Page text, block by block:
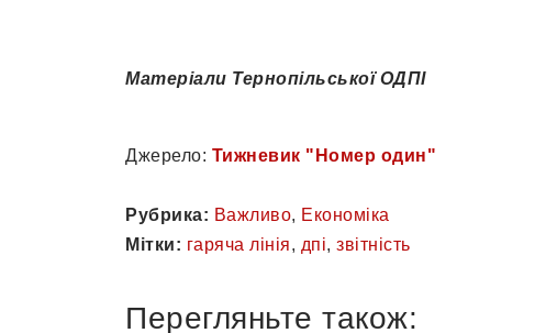
Матеріали Тернопільської ОДПІ
Джерело: Тижневик "Номер один"
Рубрика: Важливо, Економіка
Мітки: гаряча лінія, дпі, звітність
Перегляньте також: